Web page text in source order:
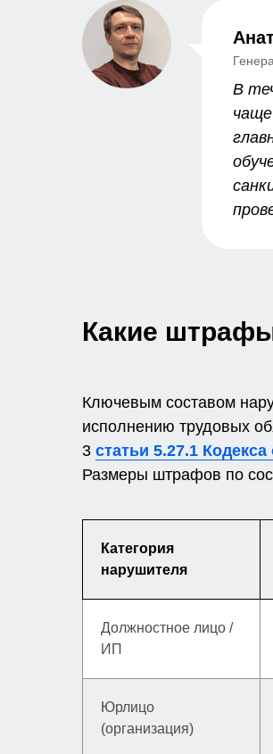
В
Какие
Ключевым составом
исполнению трудовых
3 статьи 5.27.1
Размеры штрафов по
Категория
нарушителя
Должностное лицо /
ИП
Юрлицо
(организация)